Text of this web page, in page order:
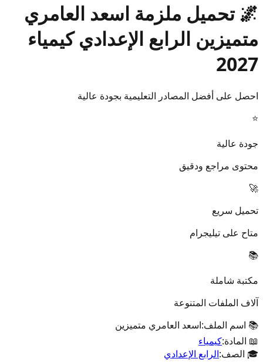
🌌 تحميل ملزمة اسعد العامري
متميزين الرابع الإعدادي كيمياء
2027
احصل على أفضل المصادر التعليمية بجودة عالية
⭐
جودة عالية
محتوى مراجع ودقيق
🚀
تحميل سريع
متاح على تيليجرام
📚
مكتبة شاملة
آلاف الملفات المتنوعة
📚 اسم الملف:اسعد العامري متميزين
📖 المادة:كيمياء
🎓 الصف:الرابع الإعدادي